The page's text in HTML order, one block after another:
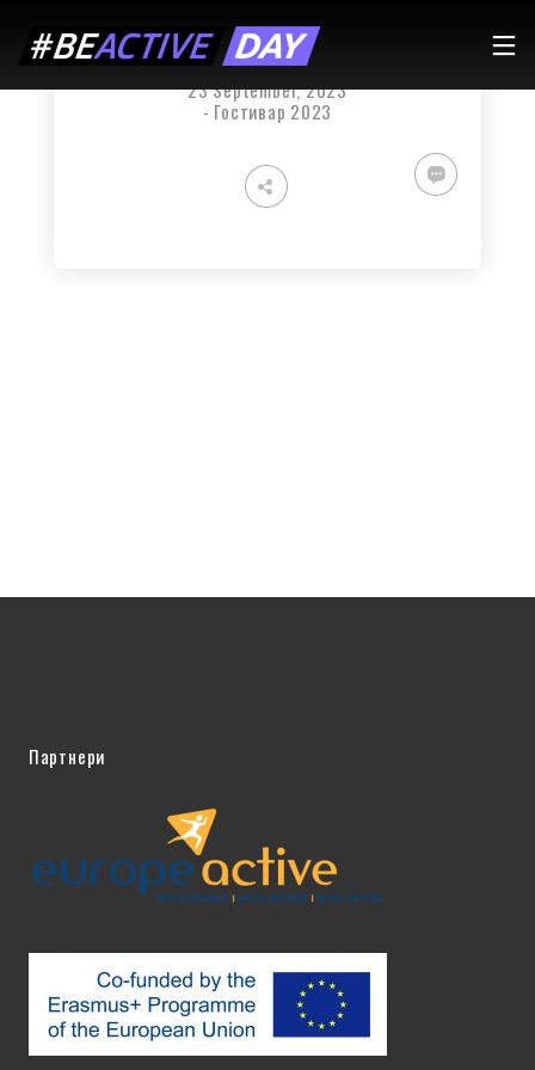
ФИТНЕС ПРЕМИЕР – ФИТНЕС
Bynationalon
23 September, 2023
- Гостивар 2023
Партнери